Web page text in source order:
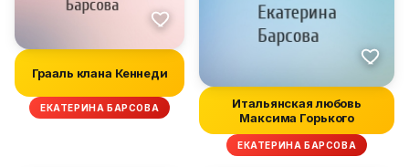
Грааль клана Кеннеди
ЕКАТЕРИНА БАРСОВА
Итальянская любовь
Максима Горького
ЕКАТЕРИНА БАРСОВА